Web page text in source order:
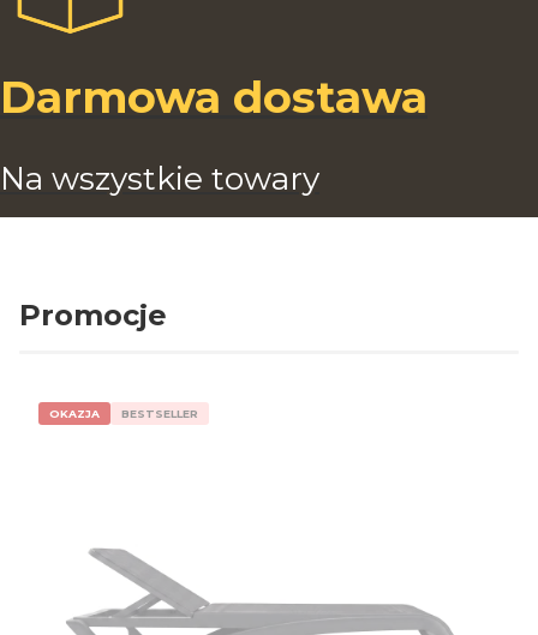
Darmowa dostawa
Na wszystkie towary
Promocje
OKAZJA BESTSELLER